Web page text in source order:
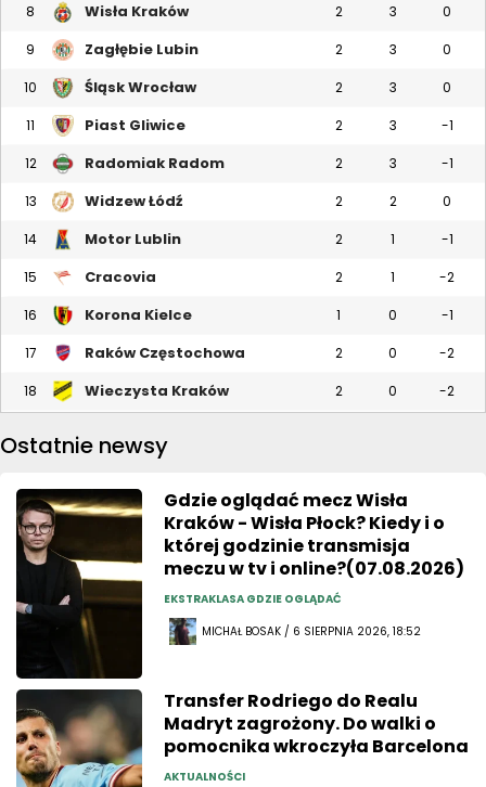
8 Wisła Kraków 2 3 0
9 Zagłębie Lubin 2 3 0
10 Śląsk Wrocław 2 3 0
11 Piast Gliwice 2 3 -1
12 Radomiak Radom 2 3 -1
13 Widzew Łódź 2 2 0
14 Motor Lublin 2 1 -1
15 Cracovia 2 1 -2
16 Korona Kielce 1 0 -1
17 Raków Częstochowa 2 0 -2
18 Wieczysta Kraków 2 0 -2
Ostatnie newsy
Gdzie oglądać mecz Wisła
Kraków - Wisła Płock? Kiedy i o
której godzinie transmisja
meczu w tv i online?(07.08.2026)
EKSTRAKLASA GDZIE OGLĄDAĆ
MICHAŁ BOSAK / 6 SIERPNIA 2026, 18:52
Transfer Rodriego do Realu
Madryt zagrożony. Do walki o
pomocnika wkroczyła Barcelona
AKTUALNOŚCI